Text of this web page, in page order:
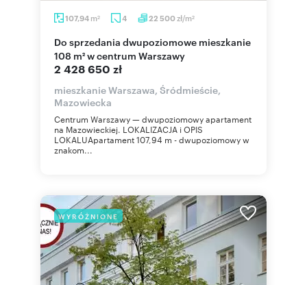
107,94 m2 4 22 500zł/m2
Do sprzedania dwupoziomowe mieszkanie
108 m² w centrum Warszawy
2 428 650 zł
mieszkanie Warszawa, Śródmieście,
Mazowiecka
Centrum Warszawy — dwupoziomowy apartament
na Mazowieckiej. LOKALIZACJA i OPIS
LOKALUApartament 107,94 m - dwupoziomowy w
znakom...
WYRÓŻNIONE